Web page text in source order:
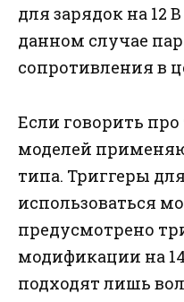
для зарядок на 12
данном случае
сопротивления в
Если говорить
моделей
типа. Триггеры
использоваться
предусмотрено
модификации на
подходят лишь